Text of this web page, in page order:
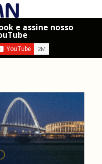
e assine nosso